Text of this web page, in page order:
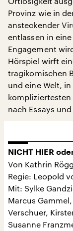
Provinz wie in
ansteckender
entlassen in
Engagement
Hörspiel wirft
tragikomischen
und eine Welt,
nach Essays
NICHT HIER
Von Kathrin
Regie: Leopold
Mit: Sylke
Marcus
Verschuer,
Susanne